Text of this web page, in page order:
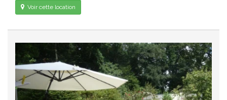
Voir cette location